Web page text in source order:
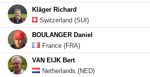
Kläger Richard
Switzerland (SUI)
BOULANGER Daniel
France (FRA)
VAN EIJK Bert
Netherlands (NED)